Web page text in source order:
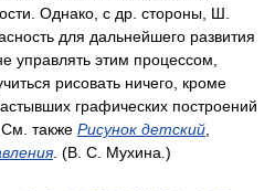
Однако, с др. стороны, Ш.
для дальнейшего развития
управлять этим процессом,
рисовать ничего, кроме
графических построений
также Рисунок детский
. (В. С. Мухина.)